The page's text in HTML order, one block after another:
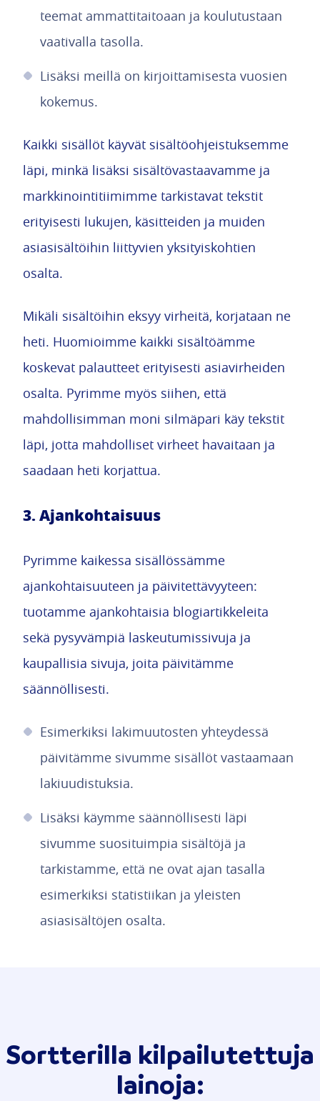
teemat ammattitaitoaan ja koulutustaan
vaativalla tasolla.
Lisäksi meillä on kirjoittamisesta vuosien
kokemus.
Kaikki sisällöt käyvät sisältöohjeistuksemme
läpi, minkä lisäksi sisältövastaavamme ja
markkinointitiimimme tarkistavat tekstit
erityisesti lukujen, käsitteiden ja muiden
asiasisältöihin liittyvien yksityiskohtien
osalta.
Mikäli sisältöihin eksyy virheitä, korjataan ne
heti. Huomioimme kaikki sisältöämme
koskevat palautteet erityisesti asiavirheiden
osalta. Pyrimme myös siihen, että
mahdollisimman moni silmäpari käy tekstit
läpi, jotta mahdolliset virheet havaitaan ja
saadaan heti korjattua.
3. Ajankohtaisuus
Pyrimme kaikessa sisällössämme
ajankohtaisuuteen ja päivitettävyyteen:
tuotamme ajankohtaisia blogiartikkeleita
sekä pysyvämpiä laskeutumissivuja ja
kaupallisia sivuja, joita päivitämme
säännöllisesti.
Esimerkiksi lakimuutosten yhteydessä
päivitämme sivumme sisällöt vastaamaan
lakiuudistuksia.
Lisäksi käymme säännöllisesti läpi
sivumme suosituimpia sisältöjä ja
tarkistamme, että ne ovat ajan tasalla
esimerkiksi statistiikan ja yleisten
asiasisältöjen osalta.
Sortterilla kilpailutettuja
lainoja: